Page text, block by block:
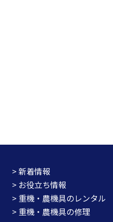
> 新着情報
> お役立ち情報
> 重機・農機具のレンタル
> 重機・農機具の修理